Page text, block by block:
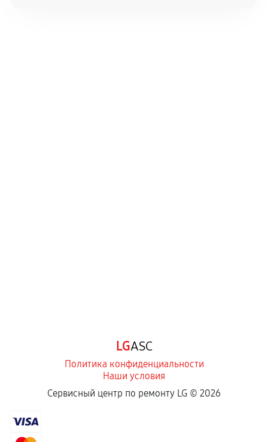
отдельных условиях.
Если комплектующие куплены
LGASC
Политика конфиденциальности
Наши условия
Сервисный центр по ремонту LG © 2026